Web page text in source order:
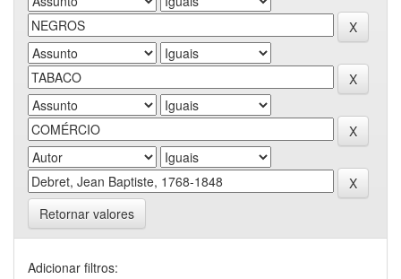
Retornar valores
Adicionar filtros: